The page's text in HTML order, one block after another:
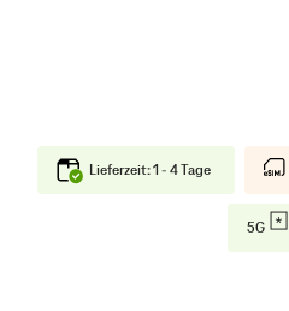
Lieferzeit: 1 - 4 Tage
5G